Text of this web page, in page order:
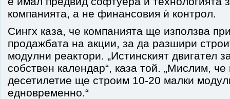
компанията, а не финансовия ѝ контрол.
Сингх каза, че компанията ще използва
продажбата на акции, за да разшири
модулни реактори. „Истинският двигател
собствен календар“, каза той. „Мислим,
десетилетие ще строим 10-20 малки
едновременно.“